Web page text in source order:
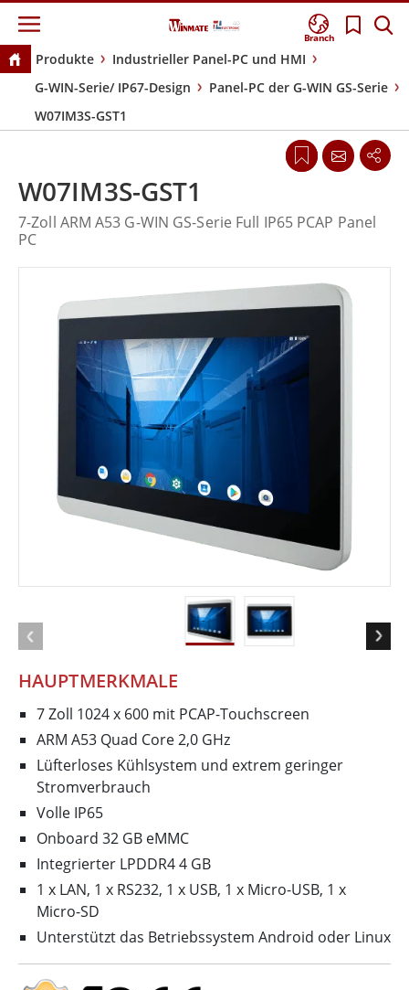
Branch
Produkte
Industrieller Panel-PC und HMI
G-WIN-Serie/ IP67-Design
Panel-PC der G-WIN GS-Serie
W07IM3S-GST1
HAUPTMERKMALE
7 Zoll 1024 x 600 mit PCAP-Touchscreen
ARM A53 Quad Core 2,0 GHz
Lüfterloses Kühlsystem und extrem geringer
Stromverbrauch
Volle IP65
Onboard 32 GB eMMC
Integrierter LPDDR4 4 GB
1 x LAN, 1 x RS232, 1 x USB, 1 x Micro-USB, 1 x
Micro-SD
Unterstützt das Betriebssystem Android oder Linux
W07IM3S-GST1
7-Zoll ARM A53 G-WIN GS-Serie Full IP65 PCAP Panel
PC